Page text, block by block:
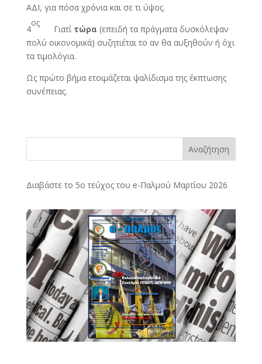
ΑΔΙ, για πόσα χρόνια και σε τι ύψος.
4
ος
Γιατί τώρα (επειδή τα πράγματα δυσκόλεψαν
πολύ οικονομικά) συζητιέται το αν θα αυξηθούν ή όχι
τα τιμολόγια.
Ως πρώτο βήμα ετοιμάζεται ψαλίδισμα της έκπτωσης
συνέπειας.
Αναζήτηση
Διαβάστε το 5ο τεύχος του e-Παλμού Μαρτίου 2026